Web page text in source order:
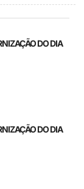
DO DIA
DO DIA